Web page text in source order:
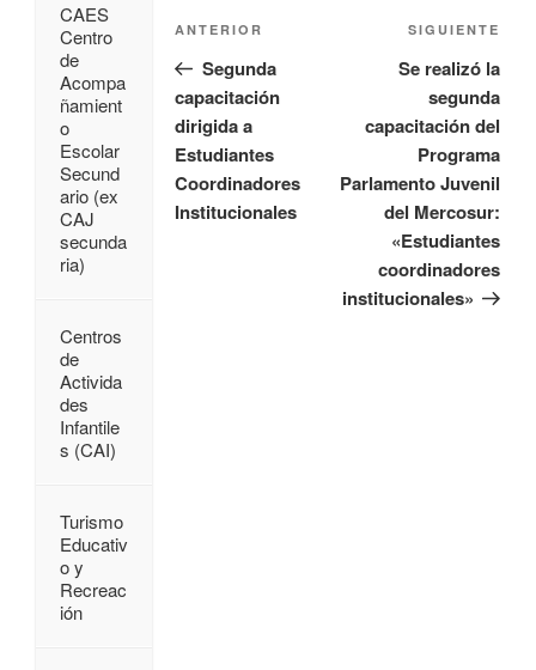
ANTERIOR
Segunda
capacitación
dirigida a
Estudiantes
Coordinadores
Institucionales
SIGUIENTE
Se realizó la
segunda
capacitación del
Programa
Parlamento Juvenil
del Mercosur:
«Estudiantes
coordinadores
institucionales»
CAES
Centro
de
Acompa
ñamient
o
Escolar
Secund
ario (ex
CAJ
secunda
ria)
Centros
de
Activida
des
Infantile
s (CAI)
Turismo
Educativ
o y
Recreac
ión